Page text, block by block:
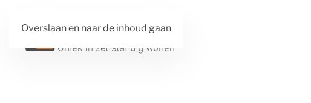
Overslaan en naar de inhoud gaan